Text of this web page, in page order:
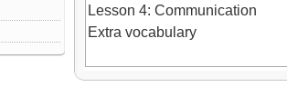
Lesson 4: Communication
Extra vocabulary